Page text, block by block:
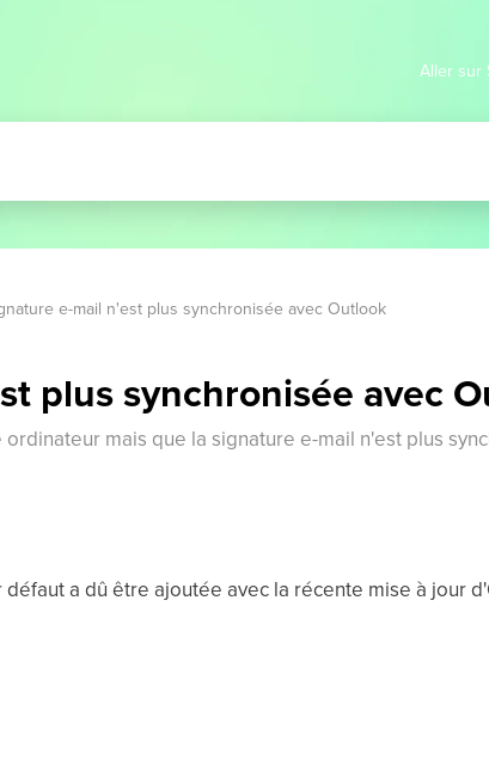
Aller sur
e-mail n'est plus synchronisée avec Outlook
plus synchronisée avec
mais que la signature e-mail n'est plus
a dû être ajoutée avec la récente mise à jour